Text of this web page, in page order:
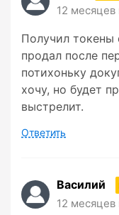
12 месяцев
Получил
продал после
потихоньку
хочу, но будет
выстрелит.
Ответить
Василий
12 месяцев